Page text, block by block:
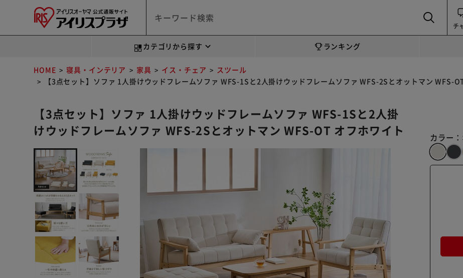
チ
カテゴリから探す ランキング
HOME 寝具・インテリア 家具 イス・チェア
スツール
【3点セット】ソファ 1人掛けウッドフレームソファ WFS-1Sと2人掛けウッドフレームソファ WFS-2Sとオットマン WFS-
【3点セット】ソファ 1人掛けウッドフレームソファ WFS-1Sと2人掛
けウッドフレームソファ WFS-2Sとオットマン WFS-OT オフホワイト
カラー：